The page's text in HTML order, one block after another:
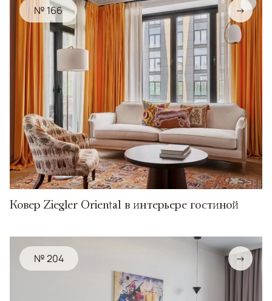
№ 166 →
Ковер Ziegler Oriental в интерьере гостиной
№ 204 →